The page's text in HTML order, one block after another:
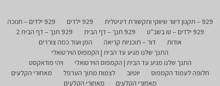
929 – תקנון דיוור שיווקי ותקשורת דיגיטלית 929 ילדים
929 ילדים – חנוכה
929 ילדים – טו בשב"ט
929 תנך – דף הבית
929 תנך – דף הבית 2
אודות
דור – תוכניות קריאה
המן ועוד כמה צוררים
התנך שלנו מגיע עד הבית | הקמפוס הוירטואלי
התנך שלנו מגיע עד הבית | הקמפוס הוירטואלי
ויהי פודאקסט
חלופה לעמוד הקמפוס
יוטיוב לצמוח מתוך הערפל
מאחורי הקלעים
מאחורי הקלעים
מאחורי הקלעים